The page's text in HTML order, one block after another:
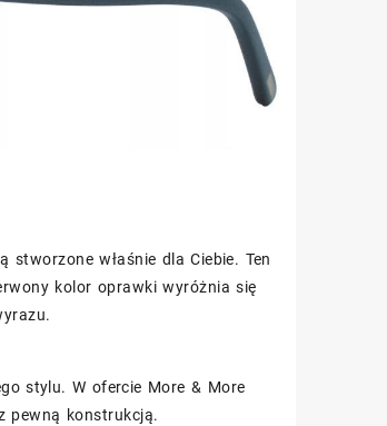
stworzone właśnie dla Ciebie. Ten
kolor oprawki wyróżnia się
stylu. W ofercie More & More
pewną konstrukcją.